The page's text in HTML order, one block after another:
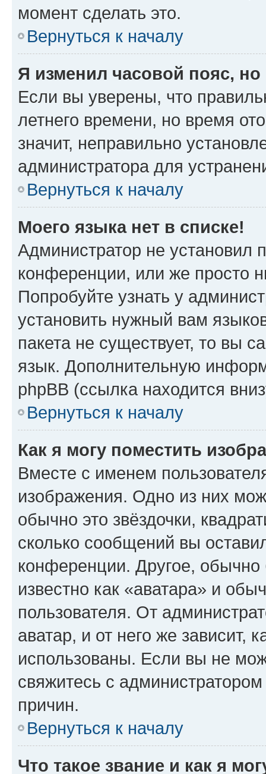
момент сделать это.
Вернуться к началу
Я изменил часовой пояс,
Если вы уверены, что
летнего времени, но время
значит, неправильно
администратора для
Вернуться к началу
Моего языка нет в списке!
Администратор не установил
конференции, или же просто
Попробуйте узнать у
установить нужный вам
пакета не существует, то вы
язык. Дополнительную
phpBB (ссылка находится
Вернуться к началу
Как я могу поместить
Вместе с именем
изображения. Одно из них
обычно это звёздочки,
сколько сообщений вы
конференции. Другое,
известно как «аватара» и
пользователя. От
аватар, и от него же зависит,
использованы. Если вы не
свяжитесь с
причин.
Вернуться к началу
Что такое звание и как я